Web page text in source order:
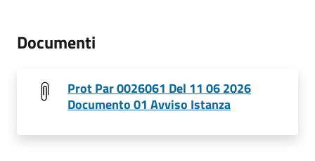
Documenti
Prot Par 0026061 Del 11 06 2026
Documento 01 Avviso Istanza